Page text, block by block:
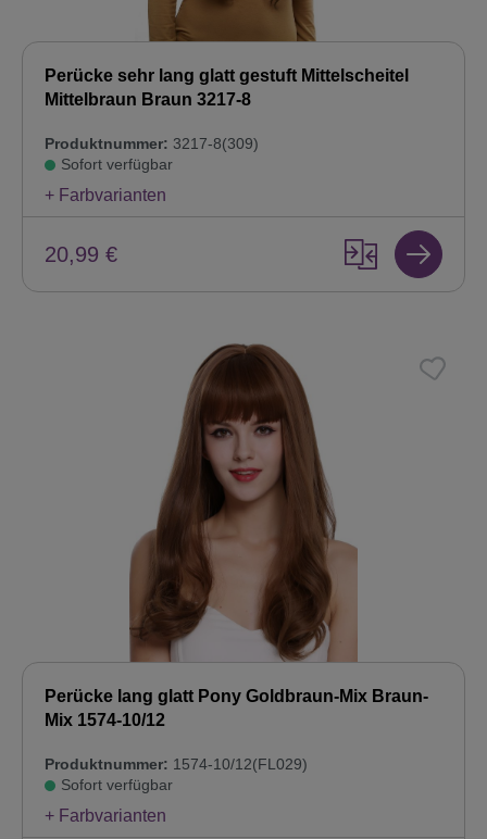
Perücke sehr lang glatt gestuft Mittelscheitel
Mittelbraun Braun 3217-8
Produktnummer: 3217-8(309)
Sofort verfügbar
+ Farbvarianten
20,99 €
Perücke lang glatt Pony Goldbraun-Mix Braun-
Mix 1574-10/12
Produktnummer: 1574-10/12(FL029)
Sofort verfügbar
+ Farbvarianten